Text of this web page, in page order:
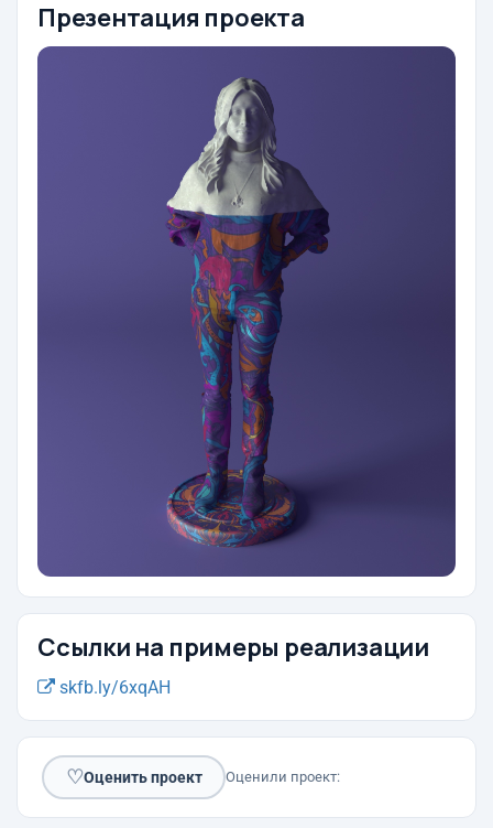
Презентация проекта
Ссылки на примеры реализации
skfb.ly/6xqAH
♡Оценить проект Оценили проект: